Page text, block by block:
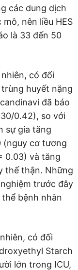
các dung dịch
nên liều HES
là 33 đến 50
có đối
huyết nặng
đã báo
0.42), so với
sự gia tăng
(nguy cơ tương
0.03) và tăng
thế thận. Những
trước đây
thể bệnh nhân
có đối
Starch
lớn trong ICU,